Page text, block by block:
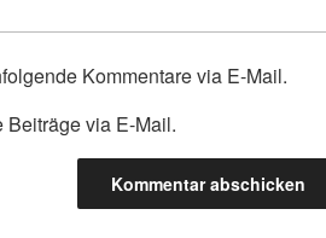
Kommentare via E-Mail.
via E-Mail.